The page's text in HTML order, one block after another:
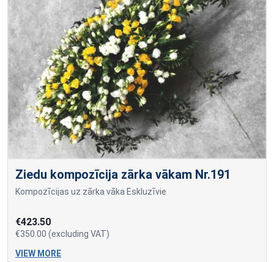
Ziedu kompozīcija zārka vākam Nr.191
Kompozīcijas uz zārka vāka Eskluzīvie
€423.50
€350.00 (excluding VAT)
VIEW MORE